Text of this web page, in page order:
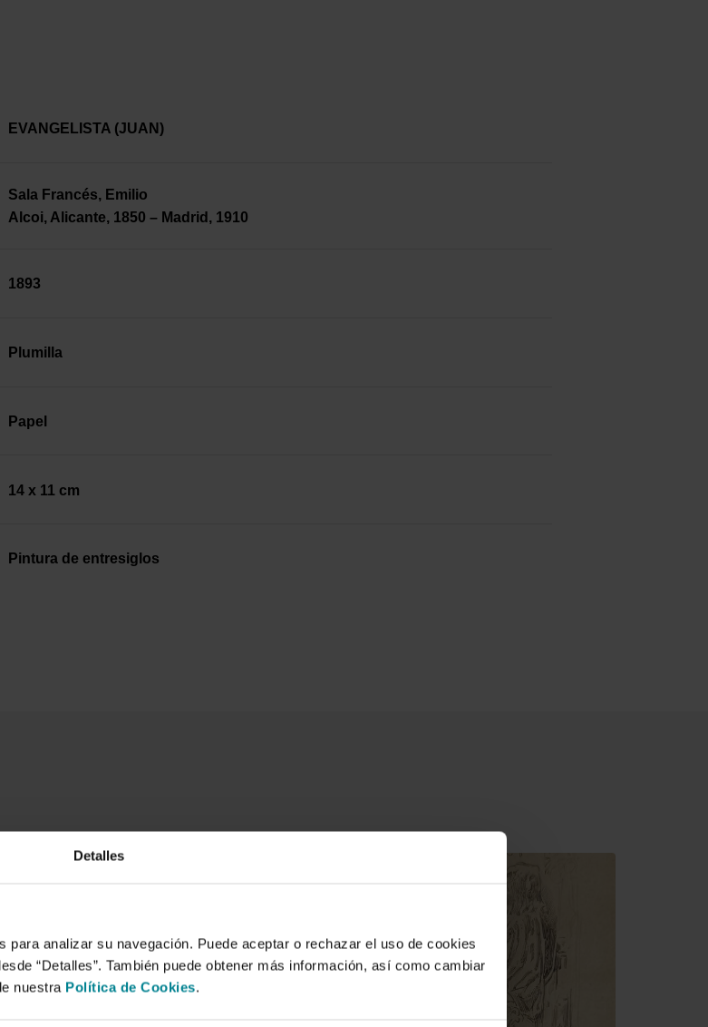
Detalles
analizar su navegación. Puede aceptar o rechazar el uso de cookies
“Detalles”. También puede obtener más información, así como cambiar
nuestra Política de Cookies.
EVANGELISTA (JUAN)
Sala Francés, Emilio
Alcoi, Alicante, 1850 – Madrid, 1910
1893
Plumilla
Papel
14 x 11 cm
Pintura de entresiglos